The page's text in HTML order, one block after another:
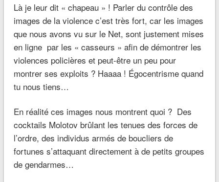
Là je leur dit « chapeau » ! Parler du contrôle des
images de la violence c’est très fort, car les images
que nous avons vu sur le Net, sont justement mises
en ligne par les « casseurs » afin de démontrer les
violences policières et peut-être un peu pour
montrer ses exploits ? Haaaa ! Égocentrisme quand
tu nous tiens…
En réalité ces images nous montrent quoi ? Des
cocktails Molotov brûlant les tenues des forces de
l’ordre, des individus armés de boucliers de
fortunes s’attaquant directement à de petits groupes
de gendarmes…